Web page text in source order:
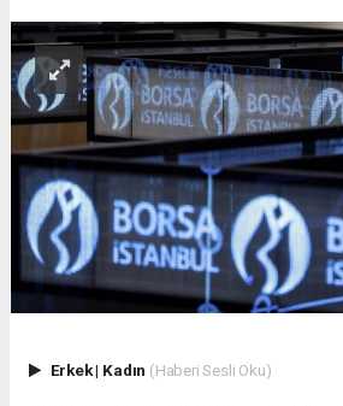
Erkek| Kadın (Haberi Sesli Oku)